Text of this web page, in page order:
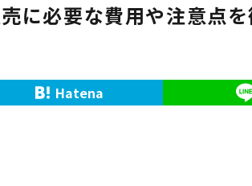
に必要な費用や注意点
Hatena